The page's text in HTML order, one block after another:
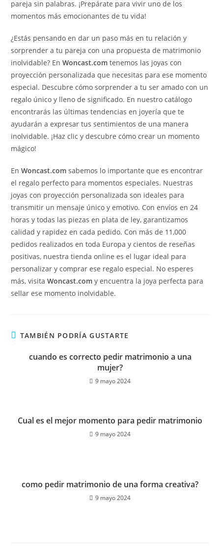
pareja sin palabras. ¡Prepárate para vivir uno de los
momentos más emocionantes de tu vida!
¿Estás pensando en dar un paso más en tu relación y
sorprender a tu pareja con una propuesta de matrimonio
inolvidable? EnWoncast.com tenemos las joyas con
proyección personalizada que necesitas para ese momento
especial. Descubre cómo sorprender a tu ser amado con un
regalo único y lleno de significado. En nuestro catálogo
encontrarás las últimas tendencias en joyería que te
ayudarán a expresar tus sentimientos de una manera
inolvidable. ¡Haz clic y descubre cómo crear un momento
mágico!
EnWoncast.com sabemos lo importante que es encontrar
el regalo perfecto para momentos especiales. Nuestras
joyas con proyección personalizada son ideales para
transmitir un mensaje único y emotivo. Con envíos en 24
horas y todas las piezas en plata de ley, garantizamos
calidad y rapidez en cada pedido. Con más de 11,000
pedidos realizados en toda Europa y cientos de reseñas
positivas, nuestra tienda online es el lugar ideal para
personalizar y comprar ese regalo especial. No esperes
más, visitaWoncast.com y encuentra la joya perfecta para
sellar ese momento inolvidable.
TAMBIÉN PODRÍA GUSTARTE
cuando es correcto pedir matrimonio a una
mujer?
9 mayo 2024
Cual es el mejor momento para pedir matrimonio
9 mayo 2024
como pedir matrimonio de una forma creativa?
9 mayo 2024